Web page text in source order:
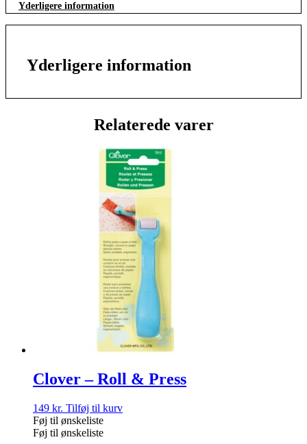
Yderligere information
Yderligere information
Relaterede varer
Clover – Roll & Press
149 kr. Tilføj til kurv
Føj til ønskeliste
Føj til ønskeliste